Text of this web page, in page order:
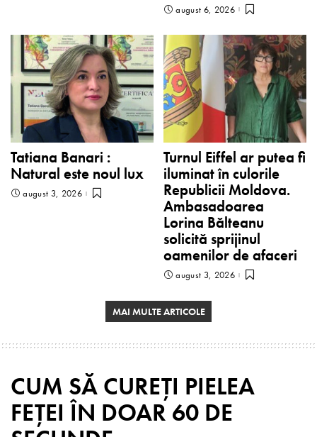
august 6, 2026
Tatiana Banari :
Natural este noul lux
august 3, 2026
Turnul Eiffel ar putea fi
iluminat în culorile
Republicii Moldova.
Ambasadoarea
Lorina Bălteanu
solicită sprijinul
oamenilor de afaceri
august 3, 2026
MAI MULTE ARTICOLE
CUM SĂ CUREȚI PIELEA
FEȚEI ÎN DOAR 60 DE